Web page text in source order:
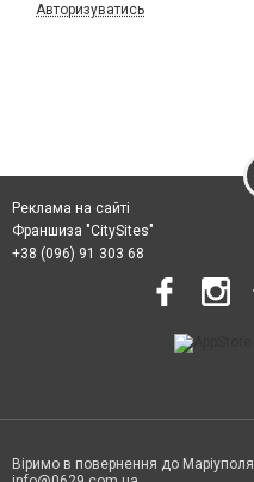
Авторизуватись
Реклама на сайті
Франшиза "CitySites"
+38 (096) 91 303 68
Віримо в повернення до Маріуполя